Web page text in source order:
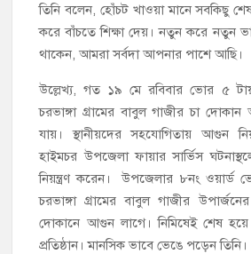
তিনি বলেন, হোঁচট খাওয়া মানে সবকিছু
করে বাঁচতে শিক্ষা দেয়। নতুন করে নতুন
থাকেন, আমরা সর্বদা আপনার পাশে আছি।
উল্লেখ্য, গত ১৯ মে রবিবার ভোর ৫
চরভাঙ্গা গ্রামের বাবুল গাজীর চা
যায়। স্থানীয়দের সহযোগিতায় আগুন
হাইমচর উপজেলা ফায়ার সার্ভিস
নিয়ন্ত্রণ করেন। উপজেলার ৮নং ওয়ার্ড
চরভাঙ্গা গ্রামের বাবুল গাজীর
দোকানে আগুন লাগে। নিমিষেই শেষ হয়ে
প্রতিষ্ঠান। মানসিক ভাবে ভেঙে পড়েন তিনি।